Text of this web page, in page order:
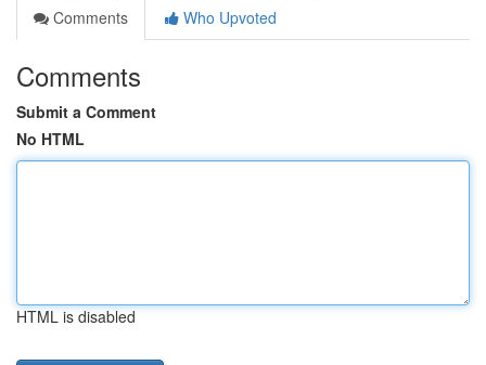
Comments
Who Upvoted
Comments
Submit a Comment
No HTML
HTML is disabled